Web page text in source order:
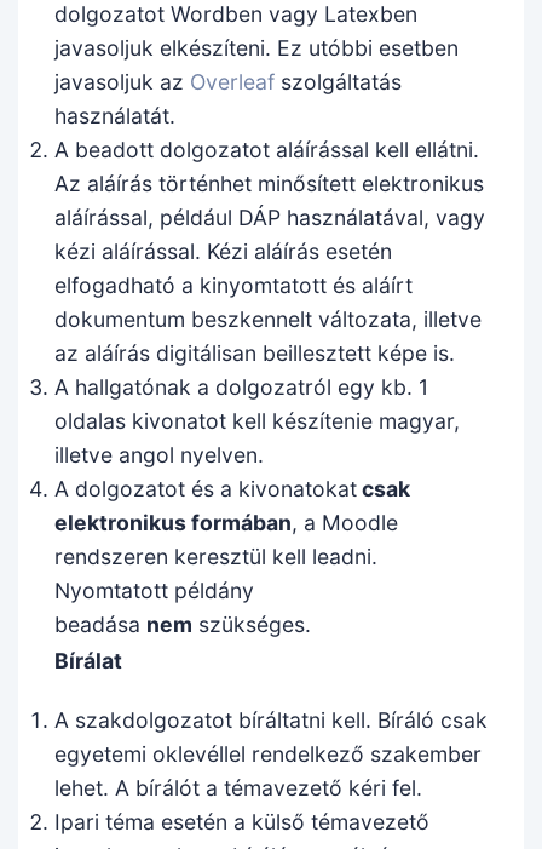
dolgozatot Wordben vagy Latexben
javasoljuk elkészíteni. Ez utóbbi esetben
javasoljuk az Overleaf szolgáltatás
használatát.
A beadott dolgozatot aláírással kell ellátni.
Az aláírás történhet minősített elektronikus
aláírással, például DÁP használatával, vagy
kézi aláírással. Kézi aláírás esetén
elfogadható a kinyomtatott és aláírt
dokumentum beszkennelt változata, illetve
az aláírás digitálisan beillesztett képe is.
A hallgatónak a dolgozatról egy kb. 1
oldalas kivonatot kell készítenie magyar,
illetve angol nyelven.
A dolgozatot és a kivonatokatcsak
elektronikus formában, a Moodle
rendszeren keresztül kell leadni.
Nyomtatott példány
beadása nem szükséges.
Bírálat
A szakdolgozatot bíráltatni kell. Bíráló csak
egyetemi oklevéllel rendelkező szakember
lehet. A bírálót a témavezető kéri fel.
Ipari téma esetén a külső témavezető